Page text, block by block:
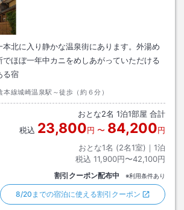
本北に入り静かな温泉街にあります。外湯め
でほぼ一年中カニをめしあがっていただける
る宿
本線城崎温泉駅～徒歩（約６分）
おとな2名 1泊1部屋 合計
税込 23,800円 〜 84,200円
おとな1名 (2名1室)｜ 1泊
税込 11,900円〜42,100円
割引クーポン配布中 ※利用条件あり
8/20までの宿泊に使える割引クーポン